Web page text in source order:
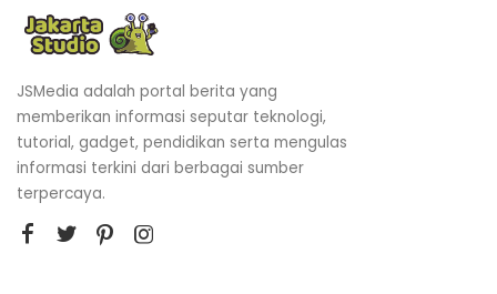
JSMedia adalah portal berita yang
memberikan informasi seputar teknologi,
tutorial, gadget, pendidikan serta mengulas
informasi terkini dari berbagai sumber
terpercaya.